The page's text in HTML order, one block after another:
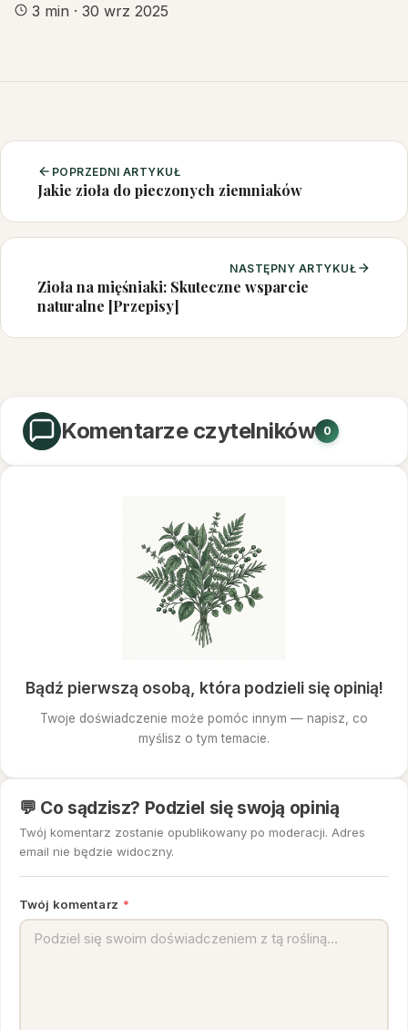
3 min · 30 wrz 2025
POPRZEDNI ARTYKUŁ
Jakie zioła do pieczonych ziemniaków
NASTĘPNY ARTYKUŁ
Zioła na mięśniaki: Skuteczne wsparcie
naturalne [Przepisy]
Komentarze czytelników 0
Bądź pierwszą osobą, która podzieli się opinią!
Twoje doświadczenie może pomóc innym — napisz, co
myślisz o tym temacie.
💬 Co sądzisz? Podziel się swoją opinią
Twój komentarz zostanie opublikowany po moderacji. Adres
email nie będzie widoczny.
Twój komentarz *